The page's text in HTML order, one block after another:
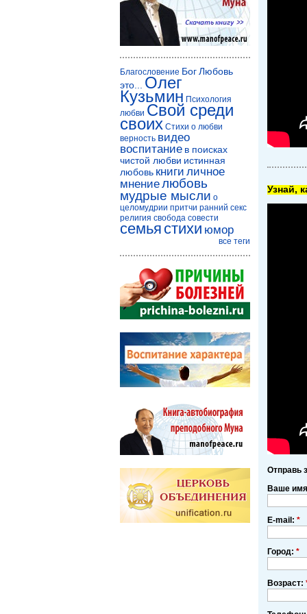
Узнай,
Отправь
Ваше
E-mail: *
Город: *
Возраст:
Благословение БогЛюбовь
это...
Олег
Кузьмин Психология
любви Свой среди
своих Стихи о любви
верность видео
воспитание в поисках
чистой любви истинная
любовь книги личное
мнениелюбовь
мудрые мысли о
целомудрии притчи ранний секс
религия свобода совести
семья стихи юмор
все теги